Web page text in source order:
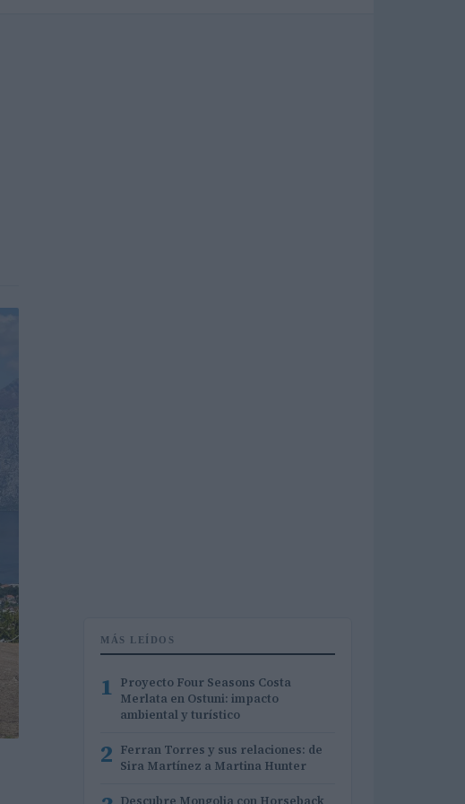
MÁS LEÍDOS
1 Proyecto Four Seasons Costa
Merlata en Ostuni: impacto
ambiental y turístico
2 Ferran Torres y sus relaciones: de
Sira Martínez a Martina Hunter
Descubre Mongolia con Horseback